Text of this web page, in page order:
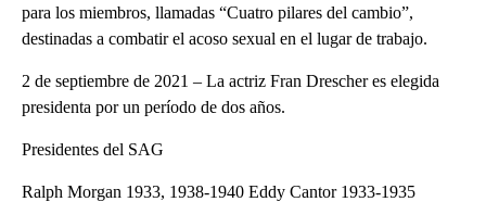
para los miembros, llamadas “Cuatro pilares del cambio”,
destinadas a combatir el acoso sexual en el lugar de trabajo.
2 de septiembre de 2021 – La actriz Fran Drescher es elegida
presidenta por un período de dos años.
Presidentes del SAG
Ralph Morgan 1933, 1938-1940 Eddy Cantor 1933-1935